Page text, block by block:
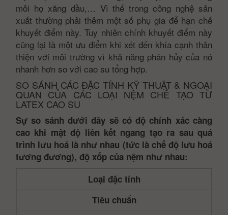
môi họ xăng dầu,… Vì thế trong công nghệ sản
xuất thường phải thêm một số phụ gia để hạn chế
khuyết điểm này. Tuy nhiên chính khuyết điểm này
cũng lại là một ưu điểm khi xét đến khía cạnh thân
thiện với môi trường vì khả năng phân hủy của nó
nhanh hơn so với cao su tổng hợp.
SO SÁNH CÁC ĐẶC TÍNH KỸ THUẬT & NGOẠI
QUAN CỦA CÁC LOẠI NỆM CHẾ TẠO TỪ
LATEX CAO SU
Sự so sánh dưới đây sẽ có độ chính xác càng
cao khi mật độ liên kết ngang tạo ra sau quá
trình lưu hoá là như nhau (tức là chế độ lưu hoá
tương đương), độ xốp của nệm như nhau:
Loại đặc tính
Tiêu chuẩn